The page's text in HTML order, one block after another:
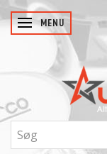
SKIFTE NAVIGATION
MENU